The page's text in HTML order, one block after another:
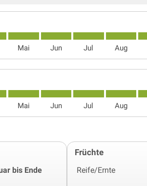
Mai Jun Jul Aug
Mai Jun Jul Aug
bis Ende
Früchte
Reife/Ernte